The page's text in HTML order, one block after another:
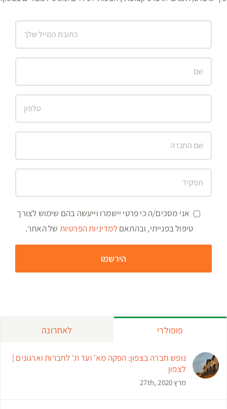
אני מסכים/ה כי פרטי יישמרו וייעשה בהם שימוש לצורך
טיפול בפנייתי, ובהתאםלמדיניות הפרטיות של האתר.
פופולרי לאחרונה
נופש חברה בצפון: הפקה מא' ועד ת' לחברות וארגונים |
לצפון
מרץ 27th, 2020